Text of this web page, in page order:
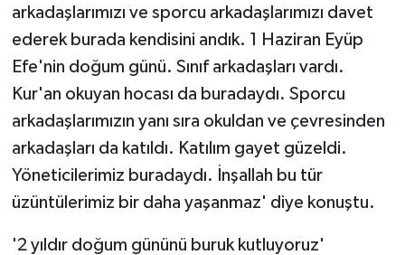
arkadaşlarımızı ve sporcu arkadaşlarımızı davet
ederek burada kendisini andık. 1 Haziran Eyüp
Efe'nin doğum günü. Sınıf arkadaşları vardı.
Kur'an okuyan hocası da buradaydı. Sporcu
arkadaşlarımızın yanı sıra okuldan ve çevresinden
arkadaşları da katıldı. Katılım gayet güzeldi.
Yöneticilerimiz buradaydı. İnşallah bu tür
üzüntülerimiz bir daha yaşanmaz' diye konuştu.
'2 yıldır doğum gününü buruk kutluyoruz'